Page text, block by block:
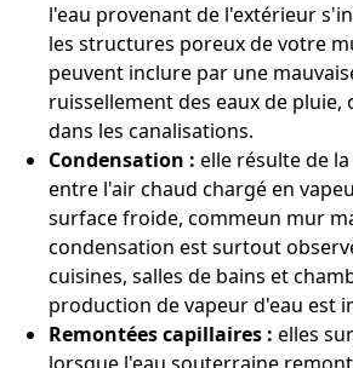
l'eau provenant de l'extérieur
les structures poreux de votre
peuvent inclure par une
ruissellement des eaux de pluie,
dans les canalisations.
Condensation : elle résulte de
entre l'air chaud chargé en
surface froide, commeun mur
condensation est surtout
cuisines, salles de bains et
production de vapeur d'eau est
Remontées capillaires : elles